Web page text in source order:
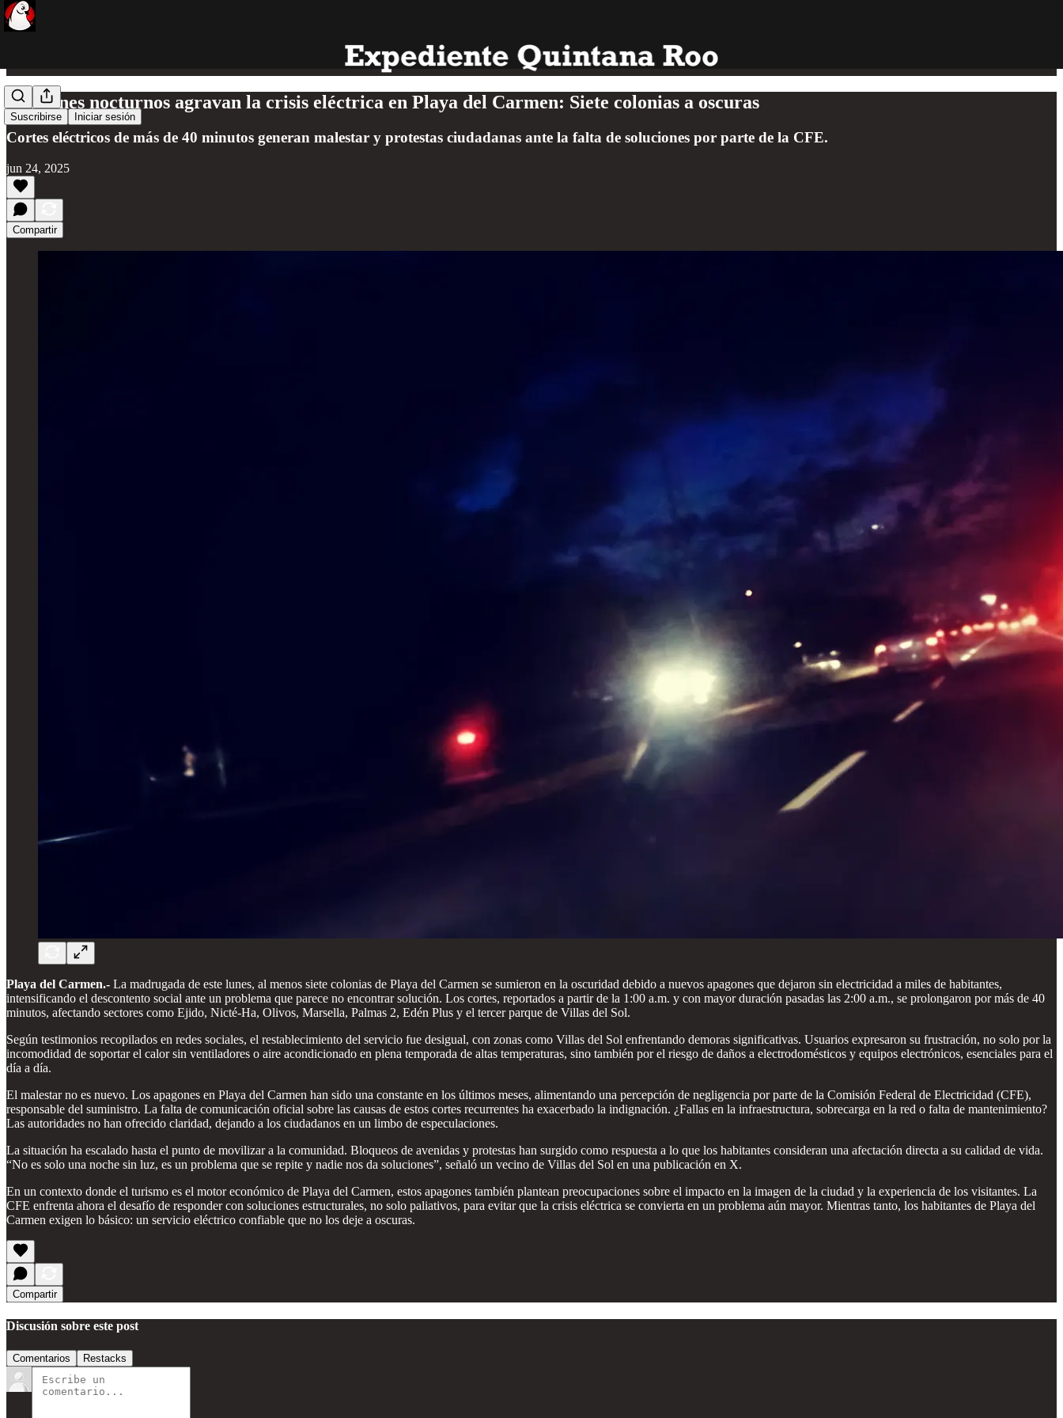
Suscribirse Iniciar sesión
Apagones nocturnos agravan la crisis eléctrica en Playa del Carmen: Siete colonias a oscuras
Cortes eléctricos de más de 40 minutos generan malestar y protestas ciudadanas ante la falta de soluciones por parte de la CFE.
jun 24, 2025
Compartir
Playa del Carmen.- La madrugada de este lunes, al menos siete colonias de Playa del Carmen se sumieron en la oscuridad debido a nuevos apagones que dejaron sin electricidad a miles de habitantes,
intensificando el descontento social ante un problema que parece no encontrar solución. Los cortes, reportados a partir de la 1:00 a.m. y con mayor duración pasadas las 2:00 a.m., se prolongaron por más de 40
minutos, afectando sectores como Ejido, Nicté-Ha, Olivos, Marsella, Palmas 2, Edén Plus y el tercer parque de Villas del Sol.
Según testimonios recopilados en redes sociales, el restablecimiento del servicio fue desigual, con zonas como Villas del Sol enfrentando demoras significativas. Usuarios expresaron su frustración, no solo por la
incomodidad de soportar el calor sin ventiladores o aire acondicionado en plena temporada de altas temperaturas, sino también por el riesgo de daños a electrodomésticos y equipos electrónicos, esenciales para el
día a día.
El malestar no es nuevo. Los apagones en Playa del Carmen han sido una constante en los últimos meses, alimentando una percepción de negligencia por parte de la Comisión Federal de Electricidad (CFE),
responsable del suministro. La falta de comunicación oficial sobre las causas de estos cortes recurrentes ha exacerbado la indignación. ¿Fallas en la infraestructura, sobrecarga en la red o falta de mantenimiento?
Las autoridades no han ofrecido claridad, dejando a los ciudadanos en un limbo de especulaciones.
La situación ha escalado hasta el punto de movilizar a la comunidad. Bloqueos de avenidas y protestas han surgido como respuesta a lo que los habitantes consideran una afectación directa a su calidad de vida.
“No es solo una noche sin luz, es un problema que se repite y nadie nos da soluciones”, señaló un vecino de Villas del Sol en una publicación en X.
En un contexto donde el turismo es el motor económico de Playa del Carmen, estos apagones también plantean preocupaciones sobre el impacto en la imagen de la ciudad y la experiencia de los visitantes. La
CFE enfrenta ahora el desafío de responder con soluciones estructurales, no solo paliativos, para evitar que la crisis eléctrica se convierta en un problema aún mayor. Mientras tanto, los habitantes de Playa del
Carmen exigen lo básico: un servicio eléctrico confiable que no los deje a oscuras.
Compartir
Discusión sobre este post
Comentarios Restacks